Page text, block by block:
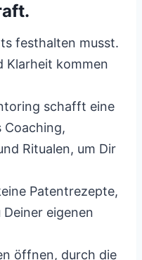
festhalten musst.
Klarheit kommen
schafft eine
Coaching,
Ritualen, um Dir
Patentrezepte,
eigenen
öffnen, durch die